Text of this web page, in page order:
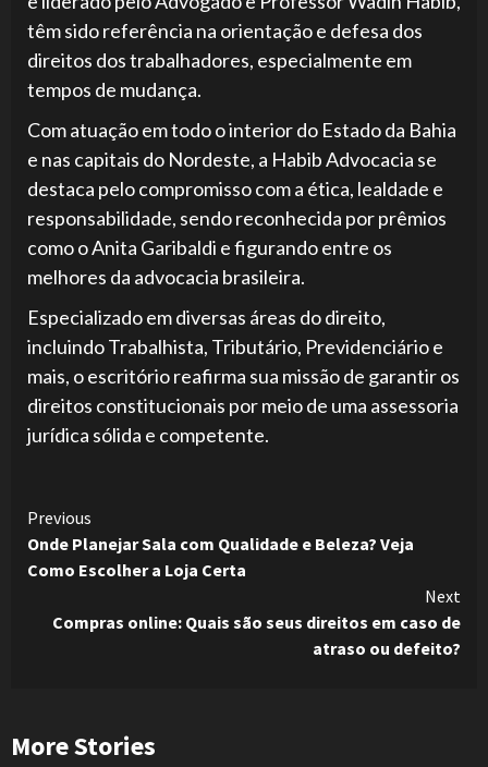
têm sido referência na orientação e defesa dos
direitos dos trabalhadores, especialmente em
tempos de mudança.
Com atuação em todo o interior do Estado da Bahia
e nas capitais do Nordeste, a Habib Advocacia se
destaca pelo compromisso com a ética, lealdade e
responsabilidade, sendo reconhecida por prêmios
como o Anita Garibaldi e figurando entre os
melhores da advocacia brasileira.
Especializado em diversas áreas do direito,
incluindo Trabalhista, Tributário, Previdenciário e
mais, o escritório reafirma sua missão de garantir os
direitos constitucionais por meio de uma assessoria
jurídica sólida e competente.
Continue
Reading
Previous
Onde Planejar Sala com Qualidade e Beleza? Veja
Como Escolher a Loja Certa
Next
Compras online: Quais são seus direitos em caso de
atraso ou defeito?
More Stories